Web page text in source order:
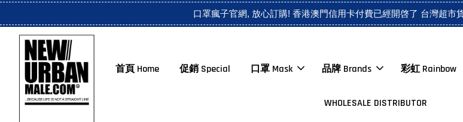
口罩瘋子官網, 放心訂購! 香港澳門信用卡付費已經開啓了 台灣超市
首頁 Home 促銷 Special 口罩 Mask 品牌 Brands 彩虹 Rainbow
WHOLESALE DISTRIBUTOR